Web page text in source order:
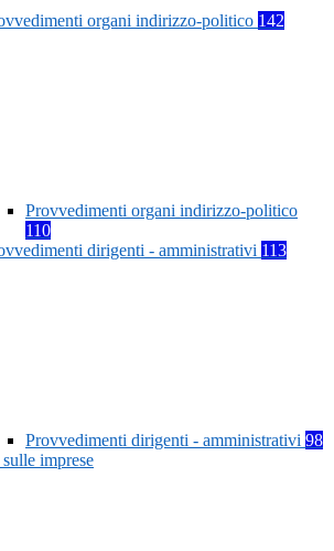
organi indirizzo-politico 142
Provvedimenti organi indirizzo-politico
110
dirigenti - amministrativi 113
Provvedimenti dirigenti - amministrativi 98
imprese